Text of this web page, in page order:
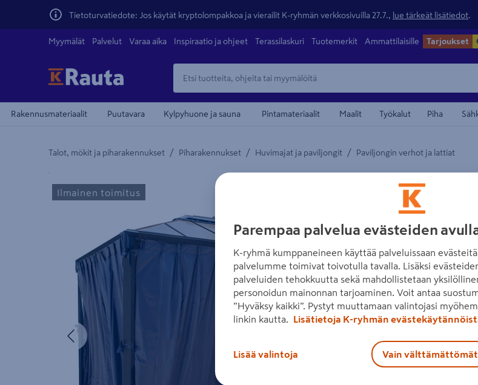
Tietoturvatiedote: Jos käytät kryptolompakkoa ja vierailit K-ryhmän verkkosivuilla 27.7., lue tärkeät lisätiedot
Myymälät Palvelut Varaa aika Inspiraatio ja ohjeet Terassilaskuri Tuotemerkit Ammattilaisille Tarjoukset
Rakennusmateriaalit Puutavara Kylpyhuone ja sauna Pintamateriaalit Maalit Työkalut Piha
Talot, mökit ja piharakennukset / Piharakennukset / Huvimajat ja paviljongit / Paviljongin verhot ja lattiat
Yksityiskohtainen kuvaus löytyy Tuotteen kuvaus -maamerkistä
Edellinen
Ilmainen toimitus Ilmainen toimitus
Suojaa
polyesteriä,
Lue koko
Katso
Hinta
Parempaa palvelua evästeiden
K-ryhmä kumppaneineen käyttää palveluissaan
palvelumme toimivat toivotulla tavalla. Lisäksi
palveluiden tehokkuutta sekä mahdollistetaan
personoidun mainonnan tarjoaminen. Voit antaa
”Hyväksy kaikki”. Pystyt muuttamaan valintojasi
linkin kautta.
Lisätietoja K-ryhmän
Lisää valintoja Vain välttämättömät